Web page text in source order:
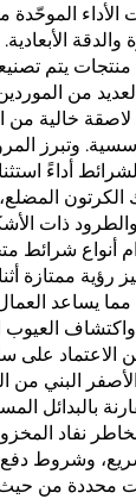
والدقة
يتم
من
لاصقة خالية من
وتبرز
أداءً
المضلع،
والطرود ذات
أنواع شرائط
رؤية ممتازة
يساعد
العيوب
الاعتماد على
البني من
بالبدائل
نفاد
وشروط
محددة من